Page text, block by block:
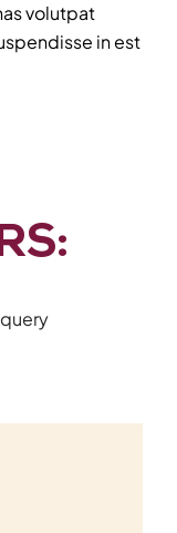
volutpat
in est